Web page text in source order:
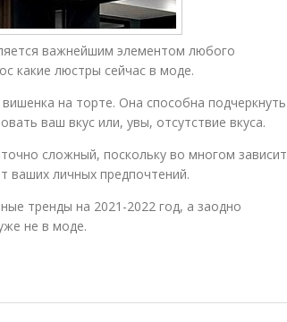
важнейшим элементом любого
какие люстры сейчас в моде.
на торте. Она способна подчеркнуть
ваш вкус или, увы, отсутствие вкуса.
сложный, поскольку во многом зависит
ваших личных предпочтений.
тренды на 2021-2022 год, а заодно
не в моде.